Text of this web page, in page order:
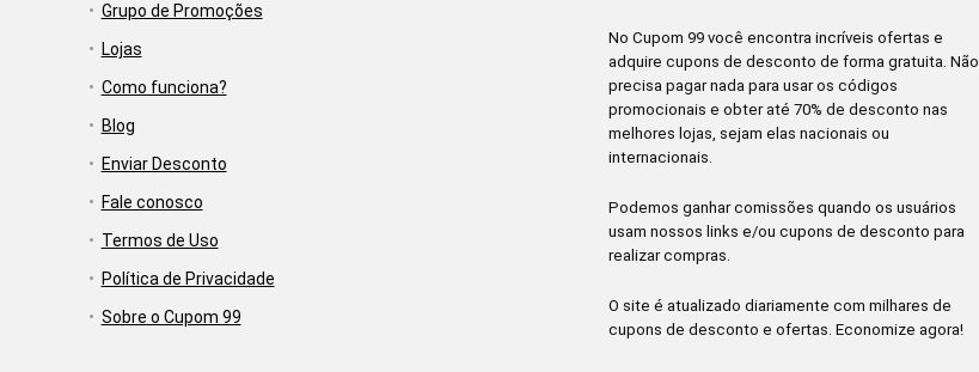
Grupo de Promoções
Lojas
Como funciona?
Blog
Enviar Desconto
Fale conosco
Termos de Uso
Política de Privacidade
Sobre o Cupom 99
No Cupom 99 você encontra incríveis ofertas e
adquire cupons de desconto de forma gratuita. Não
precisa pagar nada para usar os códigos
promocionais e obter até 70% de desconto nas
melhores lojas, sejam elas nacionais ou
internacionais.
Podemos ganhar comissões quando os usuários
usam nossos links e/ou cupons de desconto para
realizar compras.
O site é atualizado diariamente com milhares de
cupons de desconto e ofertas. Economize agora!